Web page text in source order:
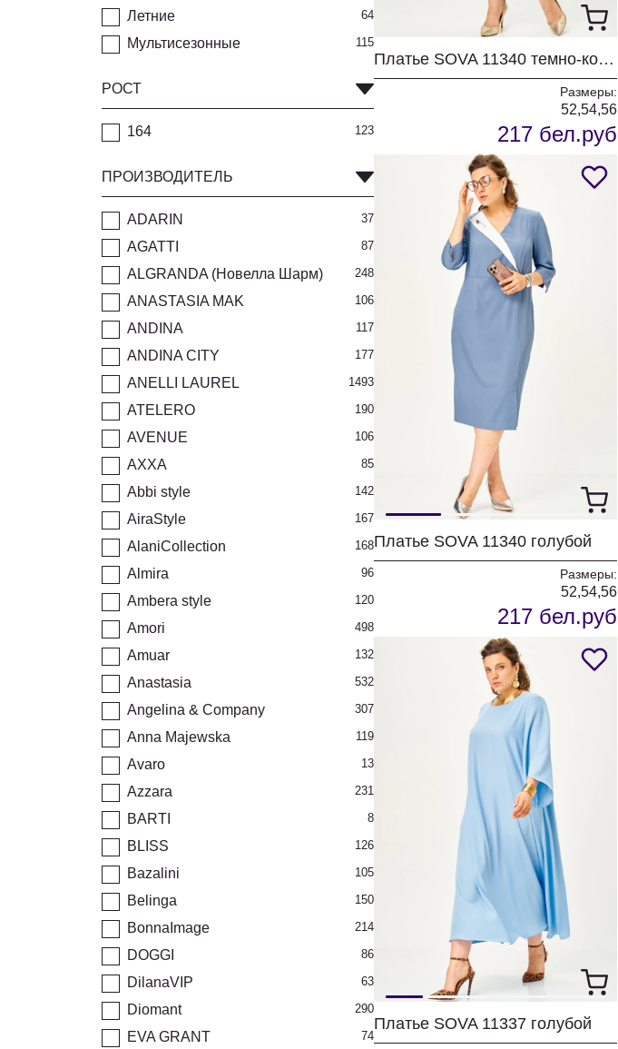
Летние 64
Мультисезонные 115
РОСТ
164 123
ПРОИЗВОДИТЕЛЬ
ADARIN 37
AGATTI 87
ALGRANDA (Новелла Шарм) 248
ANASTASIA MAK 106
ANDINA 117
ANDINA CITY 177
ANELLI LAUREL 1493
ATELERO 190
AVENUE 106
AXXA 85
Abbi style 142
AiraStyle 167
AlaniCollection 168
Almira 96
Ambera style 120
Amori 498
Amuar 132
Anastasia 532
Angelina & Company 307
Anna Majewska 119
Avaro 13
Azzara 231
BARTI 8
BLISS 126
Bazalini 105
Belinga 150
BonnaImage 214
DOGGI 86
DilanaVIP 63
Diomant 290
EVA GRANT 74
Платье SOVA 11340 темно-коричневый
Размеры:
52,54,56
217 бел.руб
Платье SOVA 11340 голубой
Размеры:
52,54,56
217 бел.руб
Платье SOVA 11337 голубой